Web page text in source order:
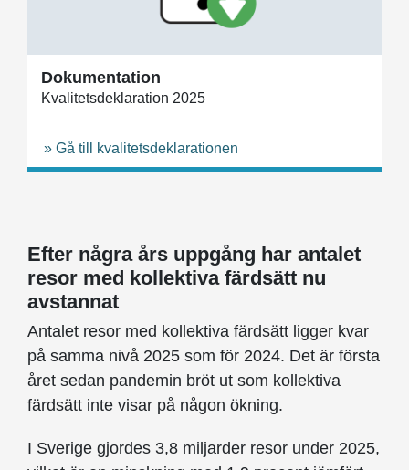
Dokumentation
Kvalitetsdeklaration 2025
» Gå till kvalitetsdeklarationen
Efter några års uppgång har antalet
resor med kollektiva färdsätt nu
avstannat
Antalet resor med kollektiva färdsätt ligger kvar
på samma nivå 2025 som för 2024. Det är första
året sedan pandemin bröt ut som kollektiva
färdsätt inte visar på någon ökning.
I Sverige gjordes 3,8 miljarder resor under 2025,